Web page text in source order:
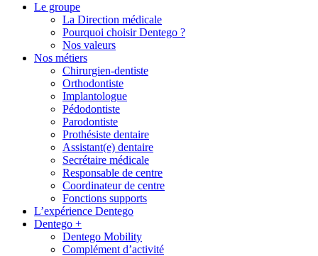
Le groupe
La Direction médicale
Pourquoi choisir Dentego ?
Nos valeurs
Nos métiers
Chirurgien-dentiste
Orthodontiste
Implantologue
Pédodontiste
Parodontiste
Prothésiste dentaire
Assistant(e) dentaire
Secrétaire médicale
Responsable de centre
Coordinateur de centre
Fonctions supports
L’expérience Dentego
Dentego +
Dentego Mobility
Complément d’activité